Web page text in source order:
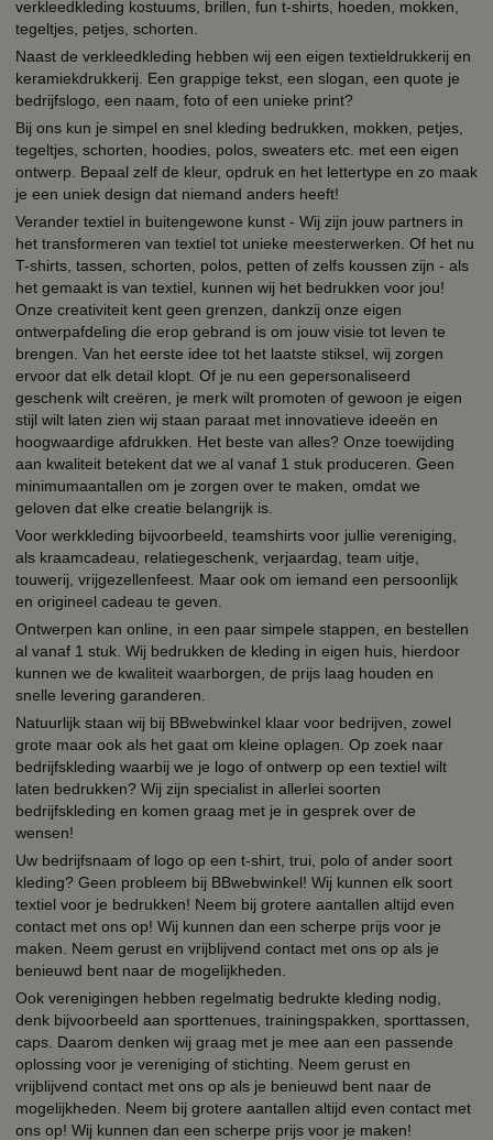
verkleedkleding kostuums, brillen, fun t-shirts, hoeden, mokken,
tegeltjes, petjes, schorten.
Naast de verkleedkleding hebben wij een eigen textieldrukkerij en
keramiekdrukkerij. Een grappige tekst, een slogan, een quote je
bedrijfslogo, een naam, foto of een unieke print?
Bij ons kun je simpel en snel kleding bedrukken, mokken, petjes,
tegeltjes, schorten, hoodies, polos, sweaters etc. met een eigen
ontwerp. Bepaal zelf de kleur, opdruk en het lettertype en zo maak
je een uniek design dat niemand anders heeft!
Verander textiel in buitengewone kunst - Wij zijn jouw partners in
het transformeren van textiel tot unieke meesterwerken. Of het nu
T-shirts, tassen, schorten, polos, petten of zelfs koussen zijn - als
het gemaakt is van textiel, kunnen wij het bedrukken voor jou!
Onze creativiteit kent geen grenzen, dankzij onze eigen
ontwerpafdeling die erop gebrand is om jouw visie tot leven te
brengen. Van het eerste idee tot het laatste stiksel, wij zorgen
ervoor dat elk detail klopt. Of je nu een gepersonaliseerd
geschenk wilt creëren, je merk wilt promoten of gewoon je eigen
stijl wilt laten zien wij staan paraat met innovatieve ideeën en
hoogwaardige afdrukken. Het beste van alles? Onze toewijding
aan kwaliteit betekent dat we al vanaf 1 stuk produceren. Geen
minimumaantallen om je zorgen over te maken, omdat we
geloven dat elke creatie belangrijk is.
Voor werkkleding bijvoorbeeld, teamshirts voor jullie vereniging,
als kraamcadeau, relatiegeschenk, verjaardag, team uitje,
touwerij, vrijgezellenfeest. Maar ook om iemand een persoonlijk
en origineel cadeau te geven.
Ontwerpen kan online, in een paar simpele stappen, en bestellen
al vanaf 1 stuk. Wij bedrukken de kleding in eigen huis, hierdoor
kunnen we de kwaliteit waarborgen, de prijs laag houden en
snelle levering garanderen.
Natuurlijk staan wij bij BBwebwinkel klaar voor bedrijven, zowel
grote maar ook als het gaat om kleine oplagen. Op zoek naar
bedrijfskleding waarbij we je logo of ontwerp op een textiel wilt
laten bedrukken? Wij zijn specialist in allerlei soorten
bedrijfskleding en komen graag met je in gesprek over de
wensen!
Uw bedrijfsnaam of logo op een t-shirt, trui, polo of ander soort
kleding? Geen probleem bij BBwebwinkel! Wij kunnen elk soort
textiel voor je bedrukken! Neem bij grotere aantallen altijd even
contact met ons op! Wij kunnen dan een scherpe prijs voor je
maken. Neem gerust en vrijblijvend contact met ons op als je
benieuwd bent naar de mogelijkheden.
Ook verenigingen hebben regelmatig bedrukte kleding nodig,
denk bijvoorbeeld aan sporttenues, trainingspakken, sporttassen,
caps. Daarom denken wij graag met je mee aan een passende
oplossing voor je vereniging of stichting. Neem gerust en
vrijblijvend contact met ons op als je benieuwd bent naar de
mogelijkheden. Neem bij grotere aantallen altijd even contact met
ons op! Wij kunnen dan een scherpe prijs voor je maken!